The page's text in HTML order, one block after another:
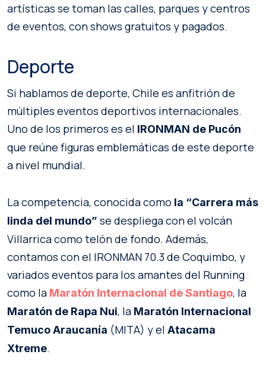
artísticas se toman las calles, parques y centros
de eventos, con shows gratuitos y pagados.
Deporte
Si hablamos de deporte, Chile es anfitrión de
múltiples eventos deportivos internacionales.
Uno de los primeros es el IRONMAN de Pucón
que reúne figuras emblemáticas de este deporte
a nivel mundial.
La competencia, conocida como la “Carrera más
linda del mundo” se despliega con el volcán
Villarrica como telón de fondo. Además,
contamos con el IRONMAN 70.3 de Coquimbo, y
variados eventos para los amantes del Running
como la Maratón Internacional de Santiago, la
Maratón de Rapa Nui, la Maratón Internacional
Temuco Araucanía (MITA) y el Atacama
Xtreme.